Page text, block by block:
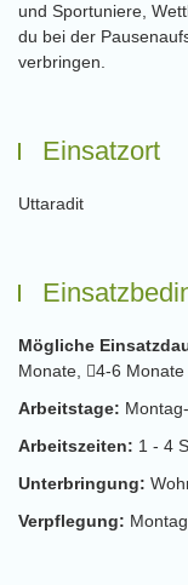
und Sportuniere,
du bei der
verbringen.
Einsatzort
Uttaradit
Mögliche
Monate,
4-6 Monate
Arbeitstage:
Arbeitszeiten: 1 - 4
Unterbringung:
Verpflegung: